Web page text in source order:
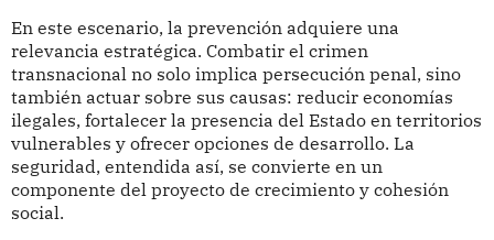
En este escenario, la prevención adquiere una
relevancia estratégica. Combatir el crimen
transnacional no solo implica persecución penal, sino
también actuar sobre sus causas: reducir economías
ilegales, fortalecer la presencia del Estado en territorios
vulnerables y ofrecer opciones de desarrollo. La
seguridad, entendida así, se convierte en un
componente del proyecto de crecimiento y cohesión
social.